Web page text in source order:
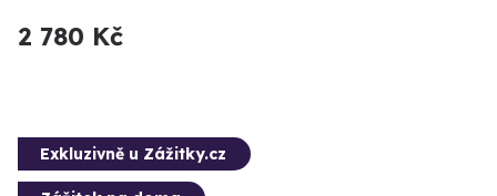
2 780 Kč
Exkluzivně u Zážitky.cz